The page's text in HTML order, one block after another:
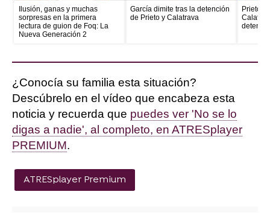
Ilusión, ganas y muchas
sorpresas en la primera
lectura de guion de Foq: La
Nueva Generación 2
García dimite tras la detención
de Prieto y Calatrava
Prieto
¿Conocía su familia esta situación?
Descúbrelo en el vídeo que encabeza esta
noticia y recuerda que puedes ver 'No se lo
digas a nadie', al completo, en ATRESplayer
PREMIUM.
ATRESplayer Premium